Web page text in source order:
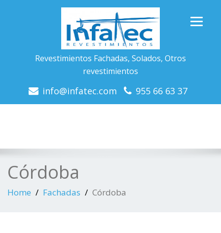
Revestimientos Fachadas, Solados, Otros
revestimientos
info@infatec.com 955 66 63 37
Córdoba
Home Fachadas Córdoba